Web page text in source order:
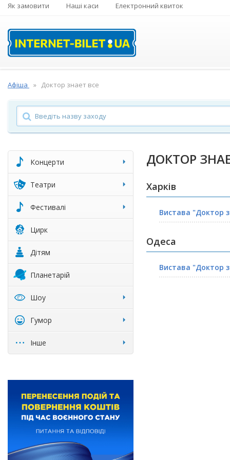
Як замовити Наші каси Електронний квиток
Афіша Доктор знает все
Концерти
Театри
Фестивалі
Цирк
Дітям
Планетарій
Шоу
Гумор
Інше
ДОКТОР
Харків
Вистава "Доктор
Одеса
Вистава "Доктор